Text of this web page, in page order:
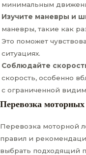
минимальным
Изучите маневры и
маневры, такие как
Это поможет
ситуациях.
Соблюдайте
скорость, особенно
с ограниченной
Перевозка моторных
Перевозка моторной
правил и
выбрать подходящий